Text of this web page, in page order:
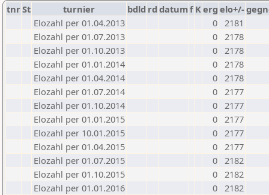
tnrSt turnier bdld rd datumf Kerg elo+/-
Elozahl per 01.04.2013
0 2181
Elozahl per 01.07.2013
0 2178
Elozahl per 01.10.2013
0 2178
Elozahl per 01.01.2014
0 2178
Elozahl per 01.04.2014
0 2178
Elozahl per 01.07.2014
0 2177
Elozahl per 01.10.2014
0 2177
Elozahl per 01.01.2015
0 2177
Elozahl per 10.01.2015
0 2177
Elozahl per 01.04.2015
0 2177
Elozahl per 01.07.2015
0 2182
Elozahl per 01.10.2015
0 2182
Elozahl per 01.01.2016
0 2182